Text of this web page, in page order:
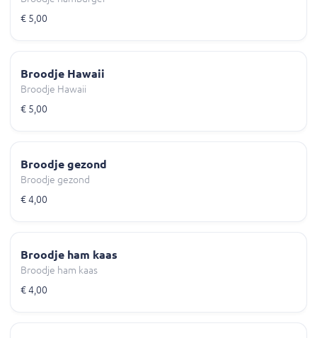
€ 5,00
Broodje Hawaii
Broodje Hawaii
€ 5,00
Broodje gezond
Broodje gezond
€ 4,00
Broodje ham kaas
Broodje ham kaas
€ 4,00